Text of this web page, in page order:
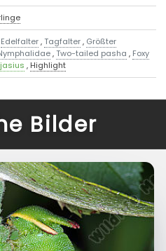
Edelfalter,Tagfalter, Größter
,Two-tailed pasha , Foxy
, Highlight
Bilder